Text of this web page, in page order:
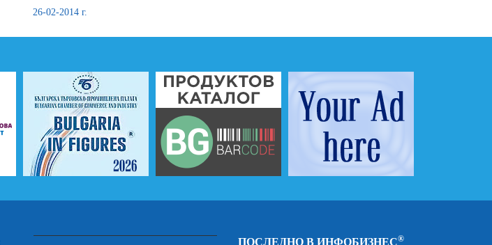
26-02-2014 г.
ПОСЛЕДНО В ИНФОБИЗНЕС®